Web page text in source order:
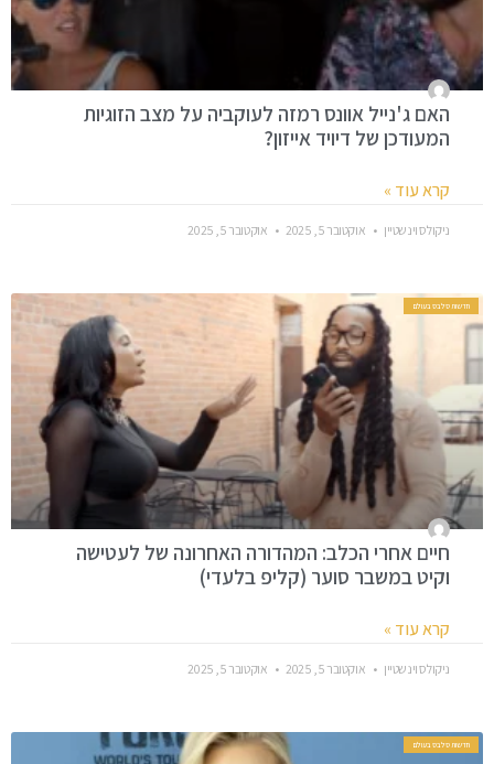
האם ג'נייל אוונס רמזה לעוקביה על מצב הזוגיות
המעודכן של דיויד אייזון?
קרא עוד »
ניקולס וינשטיין אוקטובר 5, 2025 אוקטובר 5, 2025
חדשות סלבס בעולם
חיים אחרי הכלב: המהדורה האחרונה של לעטישה
וקיט במשבר סוער (קליפ בלעדי)
קרא עוד »
ניקולס וינשטיין אוקטובר 5, 2025 אוקטובר 5, 2025
חדשות סלבס בעולם